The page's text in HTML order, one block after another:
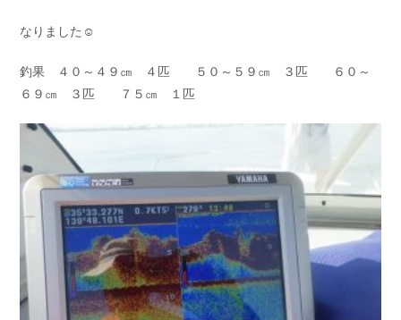
なりました☺
釣果 ４０～４９㎝ ４匹 ５０～５９㎝ ３匹 ６０～
６９㎝ ３匹 ７５㎝ １匹